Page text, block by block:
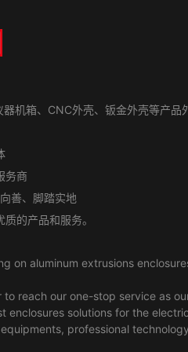
机箱、CNC外壳、钣金外壳等产品
务商
善、脚踏实地
的产品和服务。
on aluminum extrusions
reach our one-stop service as
solutions for the
professional